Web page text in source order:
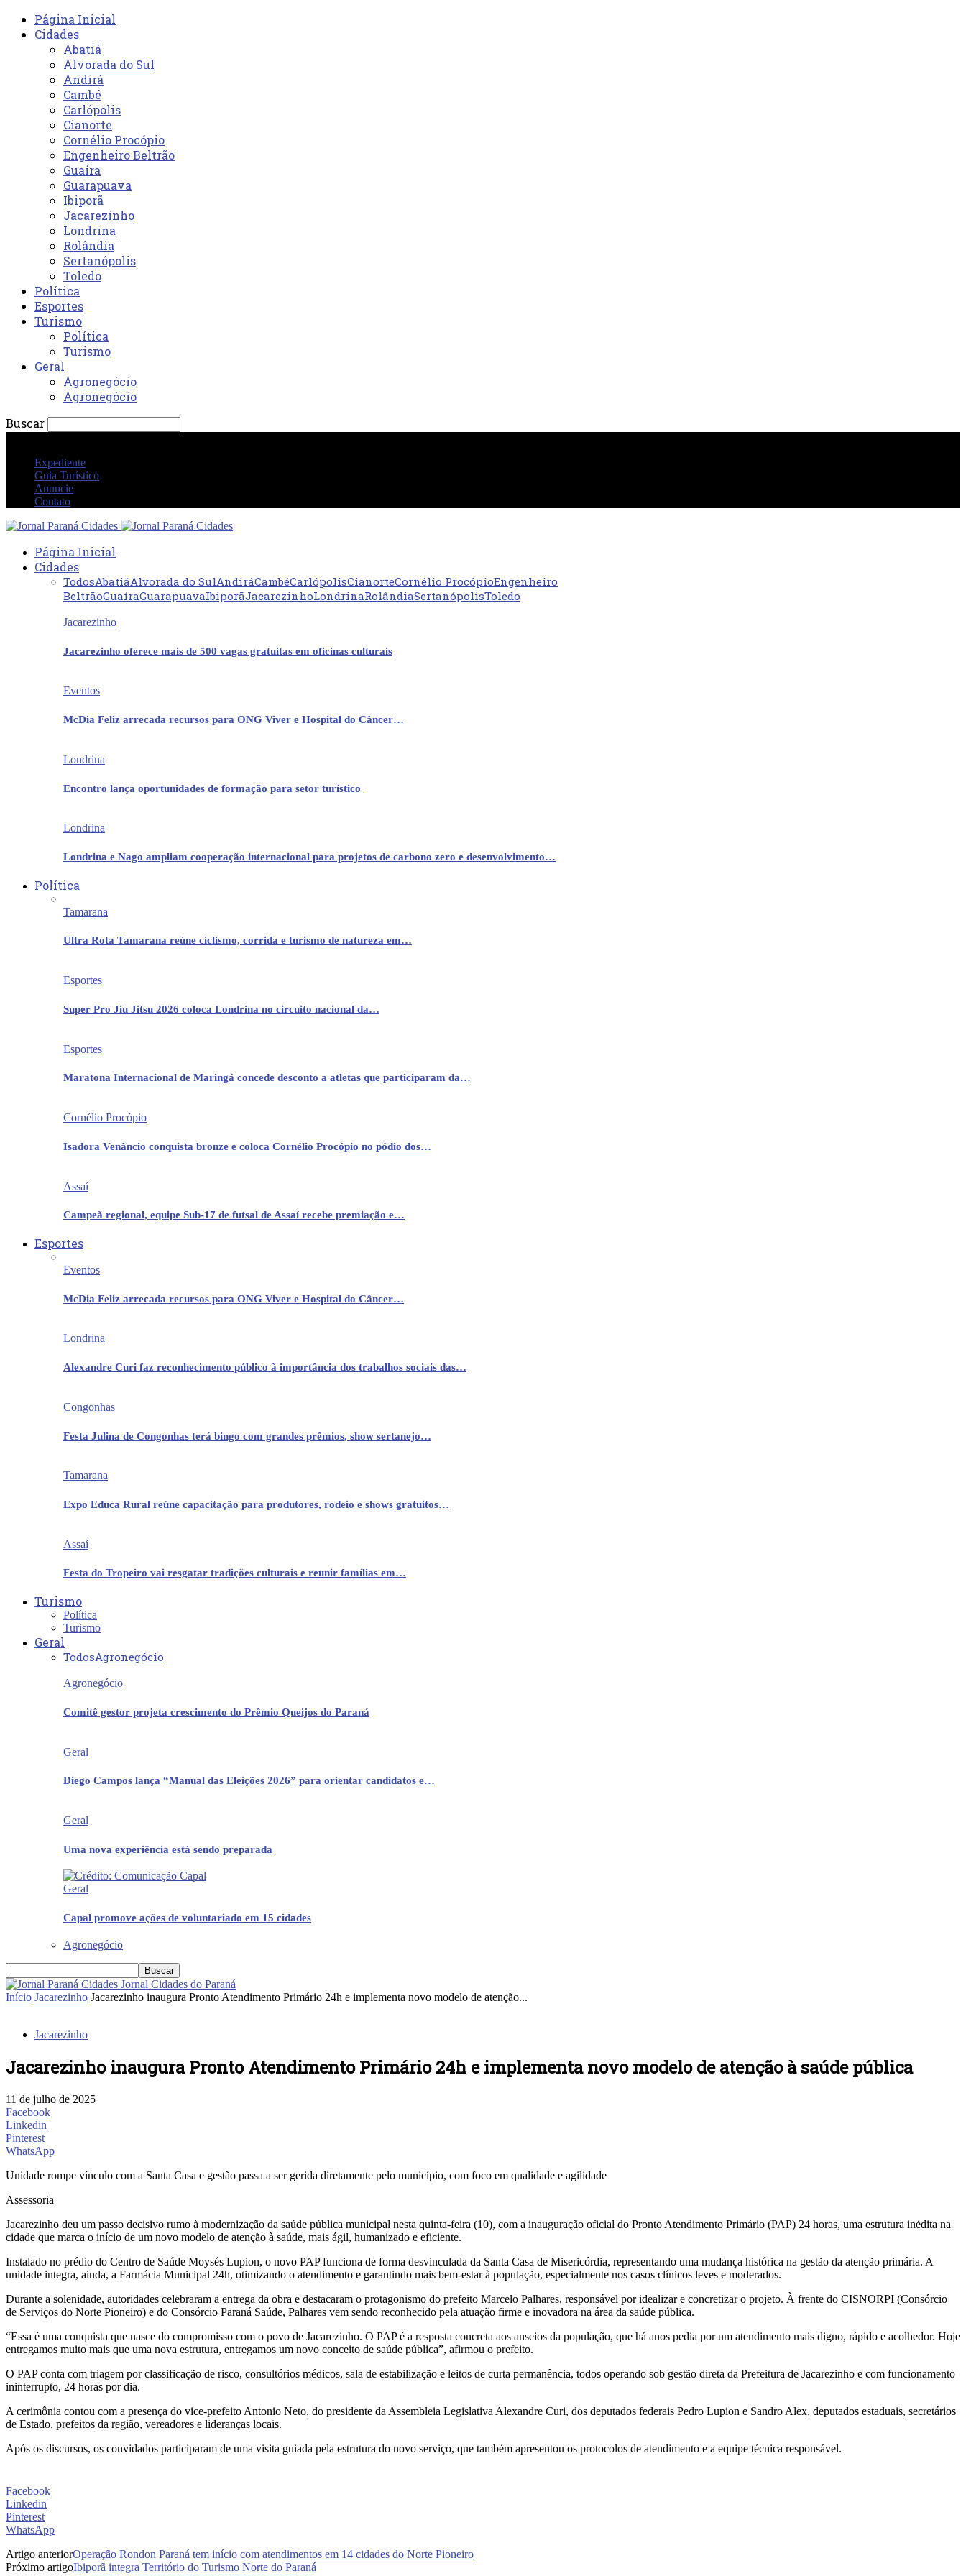
Página Inicial
Cidades
Abatiá
Alvorada do Sul
Andirá
Cambé
Carlópolis
Cianorte
Cornélio Procópio
Engenheiro Beltrão
Guaíra
Guarapuava
Ibiporã
Jacarezinho
Londrina
Rolândia
Sertanópolis
Toledo
Política
Esportes
Turismo
Política
Turismo
Geral
Agronegócio
Agronegócio
Buscar
Expediente
Guia Turístico
Anuncie
Contato
Página Inicial
Cidades
TodosAbatiáAlvorada do SulAndiráCambéCarlópolisCianorteCornélio ProcópioEngenheiro
BeltrãoGuaíraGuarapuavaIbiporãJacarezinhoLondrinaRolândiaSertanópolisToledo
Jacarezinho
Jacarezinho oferece mais de 500 vagas gratuitas em oficinas culturais
Eventos
McDia Feliz arrecada recursos para ONG Viver e Hospital do Câncer…
Londrina
Encontro lança oportunidades de formação para setor turístico
Londrina
Londrina e Nago ampliam cooperação internacional para projetos de carbono zero e desenvolvimento…
Política
Tamarana
Ultra Rota Tamarana reúne ciclismo, corrida e turismo de natureza em…
Esportes
Super Pro Jiu Jitsu 2026 coloca Londrina no circuito nacional da…
Esportes
Maratona Internacional de Maringá concede desconto a atletas que participaram da…
Cornélio Procópio
Isadora Venâncio conquista bronze e coloca Cornélio Procópio no pódio dos…
Assaí
Campeã regional, equipe Sub-17 de futsal de Assaí recebe premiação e…
Esportes
Eventos
McDia Feliz arrecada recursos para ONG Viver e Hospital do Câncer…
Londrina
Alexandre Curi faz reconhecimento público à importância dos trabalhos sociais das…
Congonhas
Festa Julina de Congonhas terá bingo com grandes prêmios, show sertanejo…
Tamarana
Expo Educa Rural reúne capacitação para produtores, rodeio e shows gratuitos…
Assaí
Festa do Tropeiro vai resgatar tradições culturais e reunir famílias em…
Turismo
Política
Turismo
Geral
TodosAgronegócio
Agronegócio
Comitê gestor projeta crescimento do Prêmio Queijos do Paraná
Geral
Diego Campos lança “Manual das Eleições 2026” para orientar candidatos e…
Geral
Uma nova experiência está sendo preparada
Geral
Capal promove ações de voluntariado em 15 cidades
Agronegócio
Jornal Cidades do Paraná
Início Jacarezinho Jacarezinho inaugura Pronto Atendimento Primário 24h e implementa novo modelo de atenção...
Jacarezinho
Jacarezinho inaugura Pronto Atendimento Primário 24h e implementa novo modelo de atenção à saúde pública
11 de julho de 2025
Facebook
Linkedin
Pinterest
WhatsApp
Unidade rompe vínculo com a Santa Casa e gestão passa a ser gerida diretamente pelo município, com foco em qualidade e agilidade
Assessoria
Jacarezinho deu um passo decisivo rumo à modernização da saúde pública municipal nesta quinta-feira (10), com a inauguração oficial do Pronto Atendimento Primário (PAP) 24 horas, uma estrutura inédita na
cidade que marca o início de um novo modelo de atenção à saúde, mais ágil, humanizado e eficiente.
Instalado no prédio do Centro de Saúde Moysés Lupion, o novo PAP funciona de forma desvinculada da Santa Casa de Misericórdia, representando uma mudança histórica na gestão da atenção primária. A
unidade integra, ainda, a Farmácia Municipal 24h, otimizando o atendimento e garantindo mais bem-estar à população, especialmente nos casos clínicos leves e moderados.
Durante a solenidade, autoridades celebraram a entrega da obra e destacaram o protagonismo do prefeito Marcelo Palhares, responsável por idealizar e concretizar o projeto. À frente do CISNORPI (Consórcio
de Serviços do Norte Pioneiro) e do Consórcio Paraná Saúde, Palhares vem sendo reconhecido pela atuação firme e inovadora na área da saúde pública.
“Essa é uma conquista que nasce do compromisso com o povo de Jacarezinho. O PAP é a resposta concreta aos anseios da população, que há anos pedia por um atendimento mais digno, rápido e acolhedor. Hoje
entregamos muito mais que uma nova estrutura, entregamos um novo conceito de saúde pública”, afirmou o prefeito.
O PAP conta com triagem por classificação de risco, consultórios médicos, sala de estabilização e leitos de curta permanência, todos operando sob gestão direta da Prefeitura de Jacarezinho e com funcionamento
ininterrupto, 24 horas por dia.
A cerimônia contou com a presença do vice-prefeito Antonio Neto, do presidente da Assembleia Legislativa Alexandre Curi, dos deputados federais Pedro Lupion e Sandro Alex, deputados estaduais, secretários
de Estado, prefeitos da região, vereadores e lideranças locais.
Após os discursos, os convidados participaram de uma visita guiada pela estrutura do novo serviço, que também apresentou os protocolos de atendimento e a equipe técnica responsável.
Facebook
Linkedin
Pinterest
WhatsApp
Artigo anteriorOperação Rondon Paraná tem início com atendimentos em 14 cidades do Norte Pioneiro
Próximo artigoIbiporã integra Território do Turismo Norte do Paraná